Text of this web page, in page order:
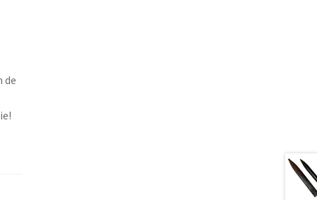
de